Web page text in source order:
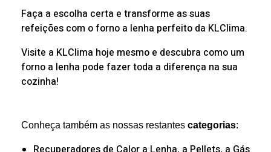
Faça a escolha certa e transforme as suas
refeições com o forno a lenha perfeito da KLClima.
Visite a KLClima hoje mesmo e descubra como um
forno a lenha pode fazer toda a diferença na sua
cozinha!
Conheça também as nossas restantes categorias:
, ,